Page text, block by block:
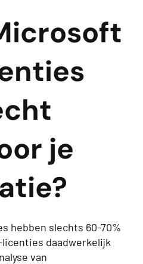
je
hebben slechts 60-70%
daadwerkelijk
van